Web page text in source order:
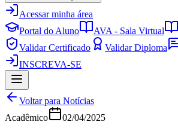
Acessar minha área
Portal do Aluno
AVA - Sala Virtual
Validar Certificado
Validar Diploma
INSCREVA-SE
Voltar para Notícias
Acadêmico
02/04/2025